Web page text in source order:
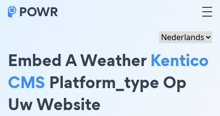
Embed A WeatherKentico
CMS Platform_type Op
Uw Website